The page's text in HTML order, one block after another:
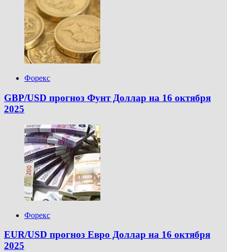
Форекс
GBP/USD прогноз Фунт Доллар на 16 октября
2025
Форекс
EUR/USD прогноз Евро Доллар на 16 октября
2025